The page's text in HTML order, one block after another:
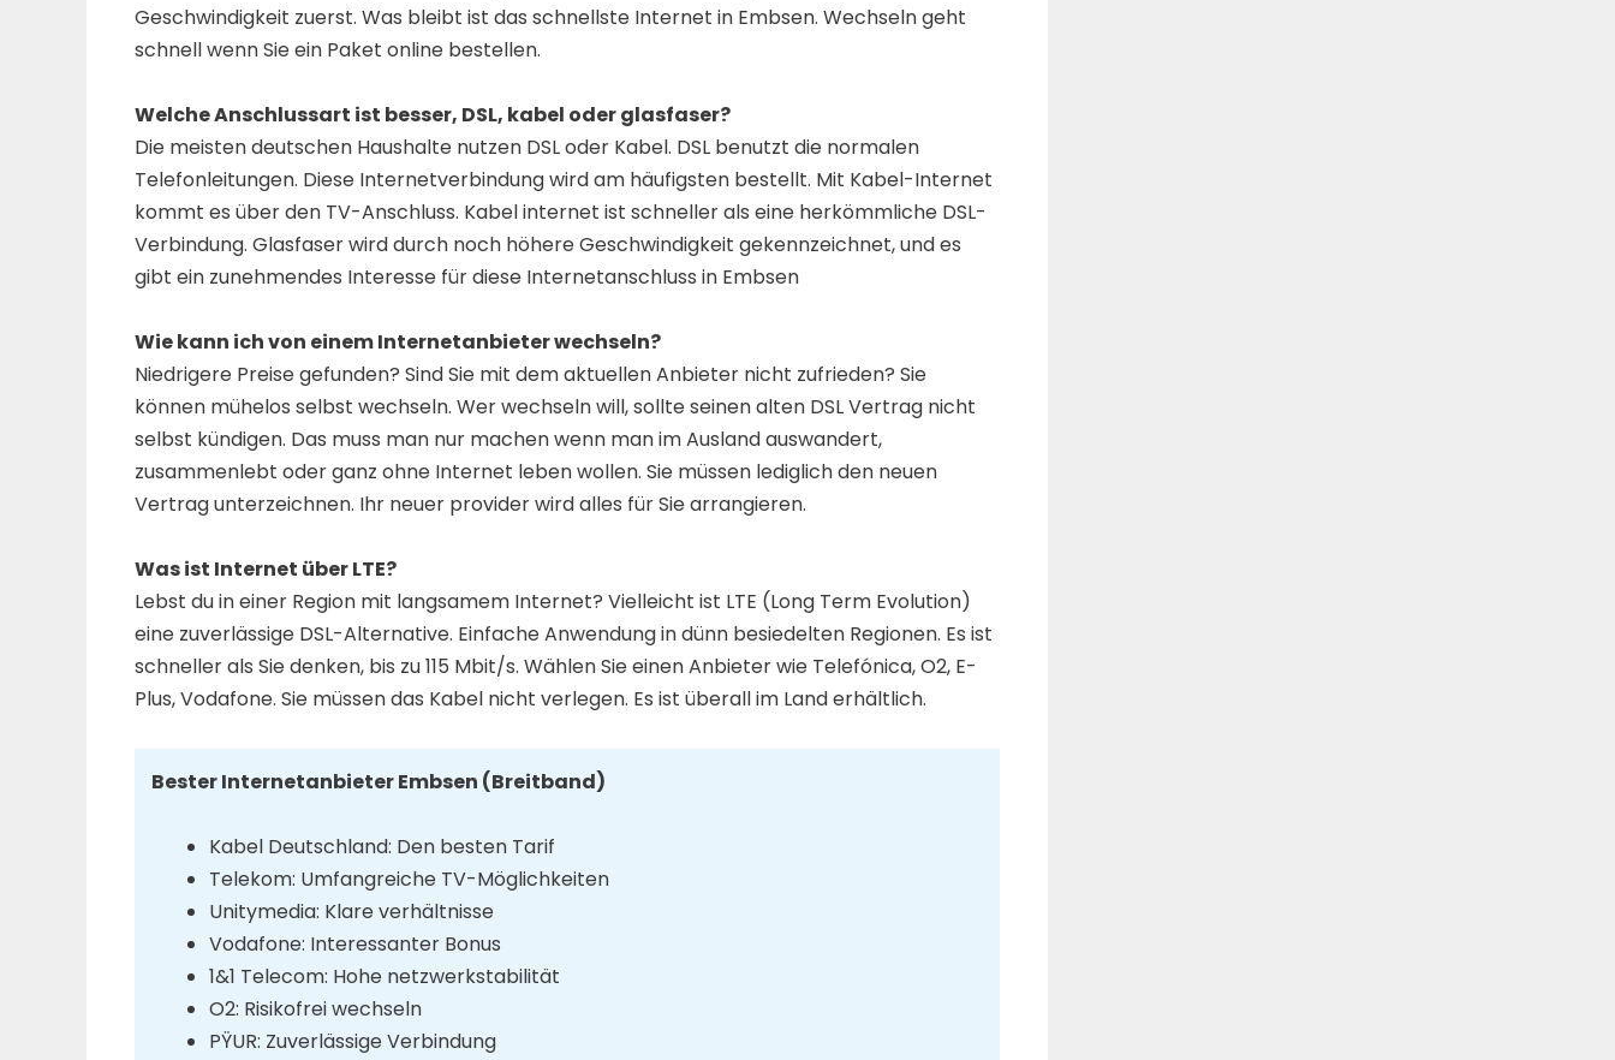
Geschwindigkeit zuerst. Was bleibt ist das schnellste Internet in Embsen. Wechseln geht
schnell wenn Sie ein Paket online bestellen.
Welche Anschlussart ist besser, DSL, kabel oder glasfaser?
Die meisten deutschen Haushalte nutzen DSL oder Kabel. DSL benutzt die normalen
Telefonleitungen. Diese Internetverbindung wird am häufigsten bestellt. Mit Kabel-Internet
kommt es über den TV-Anschluss. Kabel internet ist schneller als eine herkömmliche DSL-
Verbindung. Glasfaser wird durch noch höhere Geschwindigkeit gekennzeichnet, und es
gibt ein zunehmendes Interesse für diese Internetanschluss in Embsen
Wie kann ich von einem Internetanbieter wechseln?
Niedrigere Preise gefunden? Sind Sie mit dem aktuellen Anbieter nicht zufrieden? Sie
können mühelos selbst wechseln. Wer wechseln will, sollte seinen alten DSL Vertrag nicht
selbst kündigen. Das muss man nur machen wenn man im Ausland auswandert,
zusammenlebt oder ganz ohne Internet leben wollen. Sie müssen lediglich den neuen
Vertrag unterzeichnen. Ihr neuer provider wird alles für Sie arrangieren.
Was ist Internet über LTE?
Lebst du in einer Region mit langsamem Internet? Vielleicht ist LTE (Long Term Evolution)
eine zuverlässige DSL-Alternative. Einfache Anwendung in dünn besiedelten Regionen. Es ist
schneller als Sie denken, bis zu 115 Mbit/s. Wählen Sie einen Anbieter wie Telefónica, O2, E-
Plus, Vodafone. Sie müssen das Kabel nicht verlegen. Es ist überall im Land erhältlich.
Bester Internetanbieter Embsen (Breitband)
Kabel Deutschland: Den besten Tarif
Telekom: Umfangreiche TV-Möglichkeiten
Unitymedia: Klare verhältnisse
Vodafone: Interessanter Bonus
1&1 Telecom: Hohe netzwerkstabilität
O2: Risikofrei wechseln
PŸUR: Zuverlässige Verbindung